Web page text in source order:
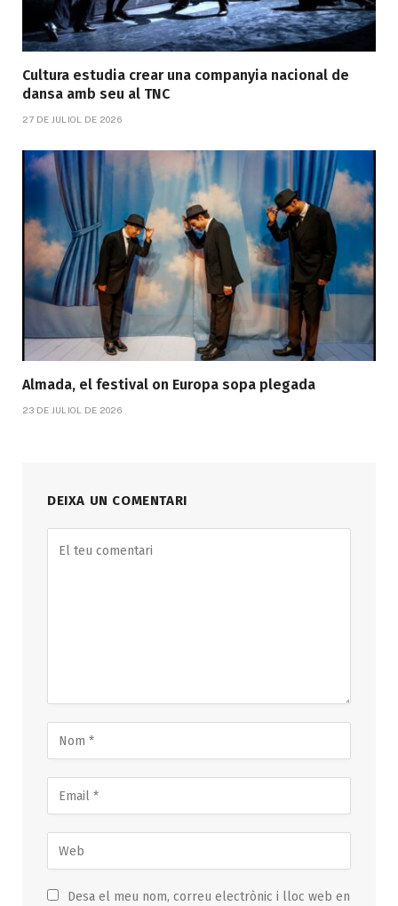
Cultura estudia crear una companyia nacional de
dansa amb seu al TNC
27 DE JULIOL DE 2026
Almada, el festival on Europa sopa plegada
23 DE JULIOL DE 2026
DEIXA UN COMENTARI
Desa el meu nom, correu electrònic i lloc web en